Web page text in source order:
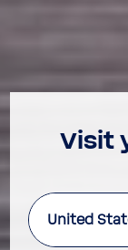
Visit
United